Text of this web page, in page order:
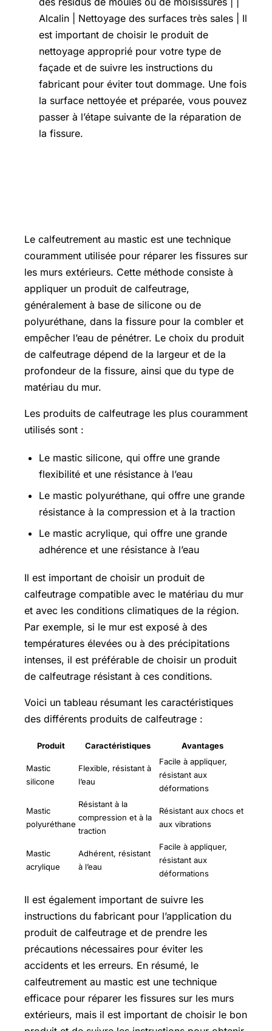
Alcalin | Nettoyage des surfaces très sales | Il
est important de choisir le produit de
nettoyage approprié pour votre type de
façade et de suivre les instructions du
fabricant pour éviter tout dommage. Une fois
la surface nettoyée et préparée, vous pouvez
passer à l’étape suivante de la réparation de
la fissure.
Le calfeutrement au mastic est une technique
couramment utilisée pour réparer les fissures sur
les murs extérieurs. Cette méthode consiste à
appliquer un produit de calfeutrage,
généralement à base de silicone ou de
polyuréthane, dans la fissure pour la combler et
empêcher l’eau de pénétrer. Le choix du produit
de calfeutrage dépend de la largeur et de la
profondeur de la fissure, ainsi que du type de
matériau du mur.
Les produits de calfeutrage les plus couramment
utilisés sont :
Le mastic silicone, qui offre une grande
flexibilité et une résistance à l’eau
Le mastic polyuréthane, qui offre une grande
résistance à la compression et à la traction
Le mastic acrylique, qui offre une grande
adhérence et une résistance à l’eau
Il est important de choisir un produit de
calfeutrage compatible avec le matériau du mur
et avec les conditions climatiques de la région.
Par exemple, si le mur est exposé à des
températures élevées ou à des précipitations
intenses, il est préférable de choisir un produit
de calfeutrage résistant à ces conditions.
Voici un tableau résumant les caractéristiques
des différents produits de calfeutrage :
Produit Caractéristiques Avantages
Mastic
silicone
Flexible, résistant à
l’eau
Facile à appliquer,
résistant aux
déformations
Mastic
polyuréthane
Résistant à la
compression et à la
traction
Résistant aux chocs et
aux vibrations
Mastic
acrylique
Adhérent, résistant
à l’eau
Facile à appliquer,
résistant aux
déformations
Il est également important de suivre les
instructions du fabricant pour l’application du
produit de calfeutrage et de prendre les
précautions nécessaires pour éviter les
accidents et les erreurs. En résumé, le
calfeutrement au mastic est une technique
efficace pour réparer les fissures sur les murs
extérieurs, mais il est important de choisir le bon